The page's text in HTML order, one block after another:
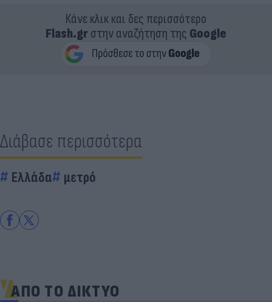
Κάνε κλικ και δες περισσότερο
Flash.grστην αναζήτηση της Google
Διάβασε περισσότερα
Ελλάδα μετρό
ΑΠΟ ΤΟ ΔΙΚΤΥΟ